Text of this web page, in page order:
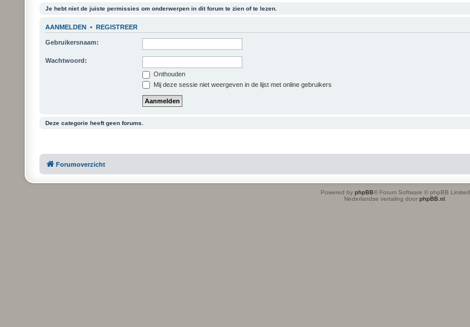
Je hebt niet de juiste permissies om onderwerpen in dit forum te zien of te lezen.
AANMELDEN •REGISTREER
Gebruikersnaam:
Wachtwoord:
Onthouden
Mij deze sessie niet weergeven in de lijst met online gebruikers
Deze categorie heeft geen forums.
Forumoverzicht
Powered by phpBB® Forum Software © phpBB Limited
Nederlandse vertaling door phpBB.nl.